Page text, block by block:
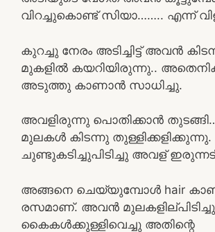
വിറച്ചുകൊണ്ട് സിയാ…….. എന്ന്
കുറച്ചു നേരം അടിച്ചിട്ട് അവൻ
മുകളിൽ കയറിയിരുന്നു..
അടുത്തു കാണാൻ സാധിച്ചു.
അവളിരുന്നു പൊതിക്കാൻ
മുലകൾ കിടന്നു തുള്ളിക്കളിക്കുന്നു.
ചുണ്ടുകടിച്ചുപിടിച്ചു അവള്
അങ്ങനെ ചെയ്യുമ്പോൾ hair
രസമാണ്. അവൻ
കൈകൾക്കുള്ളിവെച്ചു അതിന്റെ